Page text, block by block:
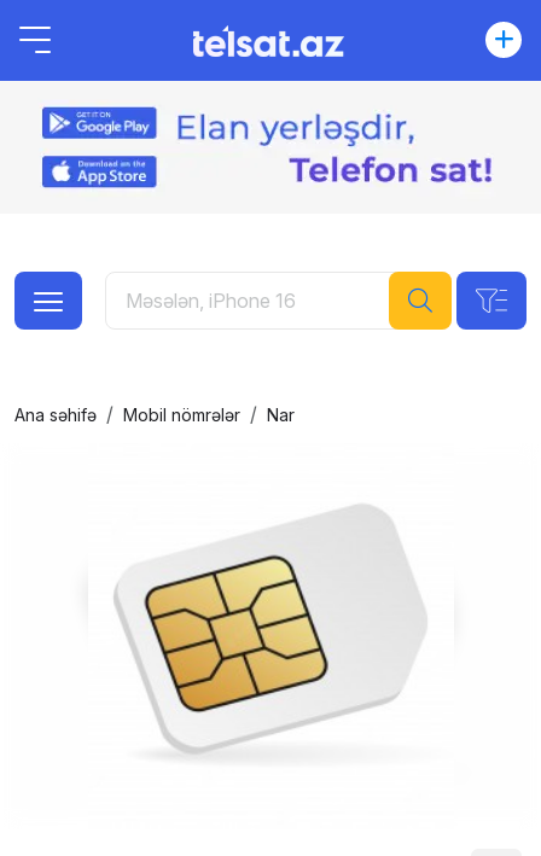
Ana səhifə Mobil nömrələr Nar